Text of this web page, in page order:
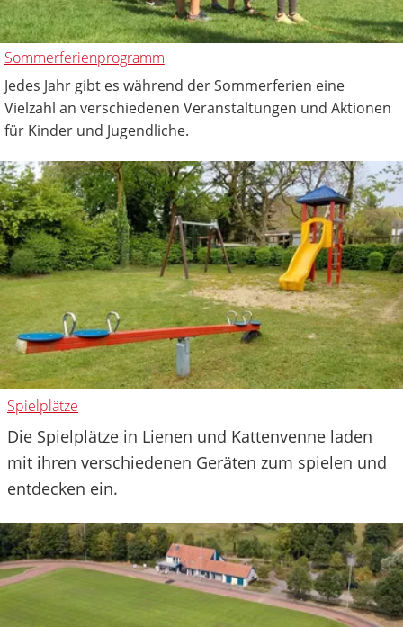
Sommerferienprogramm
Jedes Jahr gibt es während der Sommerferien eine
Vielzahl an verschiedenen Veranstaltungen und Aktionen
für Kinder und Jugendliche.
Spielplätze
Die Spielplätze in Lienen und Kattenvenne laden
mit ihren verschiedenen Geräten zum spielen und
entdecken ein.